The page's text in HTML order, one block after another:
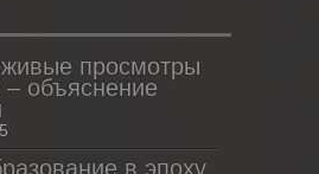
живые просмотры
– объяснение
в эпоху